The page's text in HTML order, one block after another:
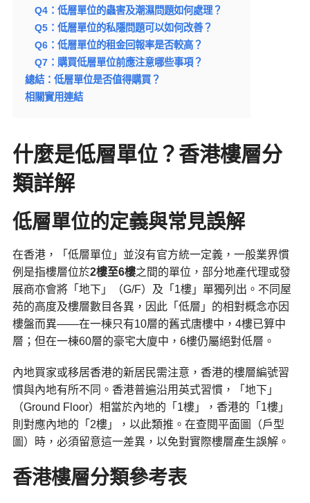
Q4：低層單位的蟲害及潮濕問題如何處理？
Q5：低層單位的私隱問題可以如何改善？
Q6：低層單位的租金回報率是否較高？
Q7：購買低層單位前應注意哪些事項？
總結：低層單位是否值得購買？
相關實用連結
什麼是低層單位？香港樓層分
類詳解
低層單位的定義與常見誤解
在香港，「低層單位」並沒有官方統一定義，一般業界慣
例是指樓層位於2樓至6樓之間的單位，部分地產代理或發
展商亦會將「地下」（G/F）及「1樓」單獨列出。不同屋
苑的高度及樓層數目各異，因此「低層」的相對概念亦因
樓盤而異——在一棟只有10層的舊式唐樓中，4樓已算中
層；但在一棟60層的豪宅大廈中，6樓仍屬絕對低層。
內地買家或移居香港的新居民需注意，香港的樓層編號習
慣與內地有所不同。香港普遍沿用英式習慣，「地下」
（Ground Floor）相當於內地的「1樓」，香港的「1樓」
則對應內地的「2樓」，以此類推。在查閱平面圖（戶型
圖）時，必須留意這一差異，以免對實際樓層產生誤解。
香港樓層分類參考表